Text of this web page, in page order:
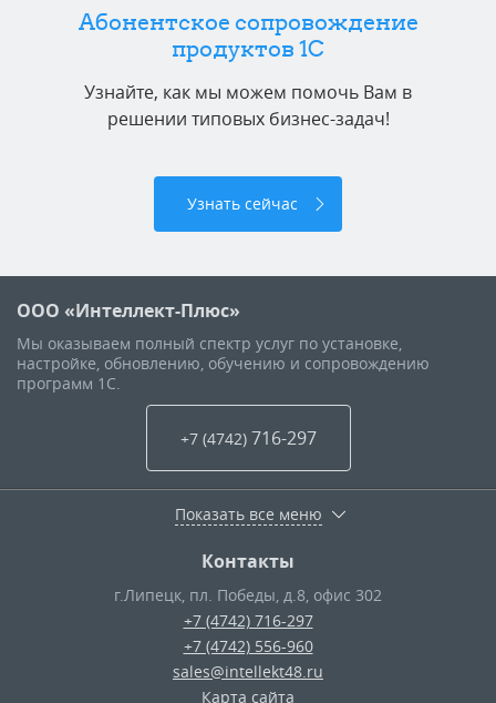
Абонентское сопровождение
продуктов 1C
Узнайте, как мы можем помочь Вам в
решении типовых бизнес-задач!
Узнать сейчас
ООО «Интеллект-Плюс»
Мы оказываем полный спектр услуг по установке,
настройке, обновлению, обучению и сопровождению
программ 1С.
+7 (4742) 716-297
Показать все меню
Контакты
г.Липецк пл. Победы, д.8, офис 302
+7 (4742) 716-297
+7 (4742) 556-960
sales@intellekt48.ru
Карта сайта